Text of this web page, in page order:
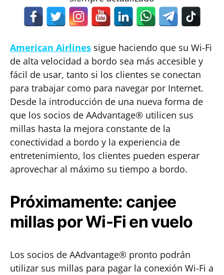
American Airlines sigue haciendo que su Wi-Fi
de alta velocidad a bordo sea más accesible y
fácil de usar, tanto si los clientes se conectan
para trabajar como para navegar por Internet.
Desde la introducción de una nueva forma de
que los socios de AAdvantage® utilicen sus
millas hasta la mejora constante de la
conectividad a bordo y la experiencia de
entretenimiento, los clientes pueden esperar
aprovechar al máximo su tiempo a bordo.
Próximamente: canjee
millas por Wi-Fi en vuelo
Los socios de AAdvantage® pronto podrán
utilizar sus millas para pagar la conexión Wi-Fi a